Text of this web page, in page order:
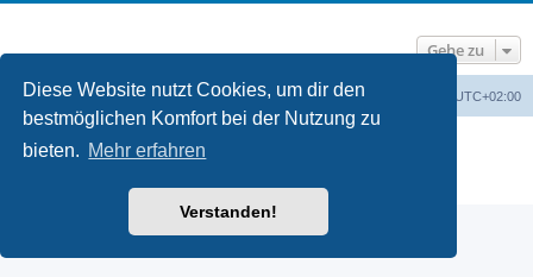
Diese Website nutzt Cookies, um dir den
bestmöglichen Komfort bei der Nutzung zu
bieten. Mehr erfahren
Verstanden!
Gehe zu
erps.de Foren-Übersicht UTC+02:00
Deutsche Übersetzung durch